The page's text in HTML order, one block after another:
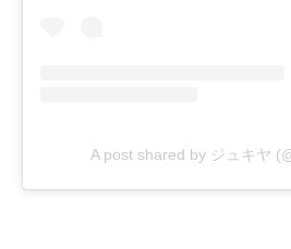
A post shared by ジュキヤ